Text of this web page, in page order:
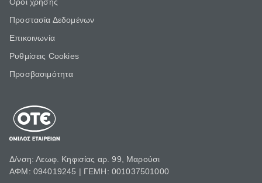
Προστασία Δεδομένων
Επικοινωνία
Ρυθμίσεις Cookies
Προσβασιμότητα
Δ/νση: Λεωφ. Κηφισίας αρ. 99, Μαρούσι
ΑΦΜ: 094019245 | ΓΕΜΗ: 001037501000